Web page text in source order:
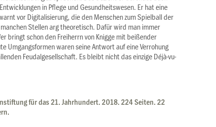
in Pflege und Gesundheitswesen. Er hat eine
vor Digitalisierung, die den Menschen zum Spielball der
Stellen arg theoretisch. Dafür wird man immer
bringt schon den Freiherrn von Knigge mit beißender
Umgangsformen waren seine Antwort auf eine Verrohung
Feudalgesellschaft. Es bleibt nicht das einzige Déjà-vu-
für das 21. Jahrhundert. 2018. 224 Seiten. 22